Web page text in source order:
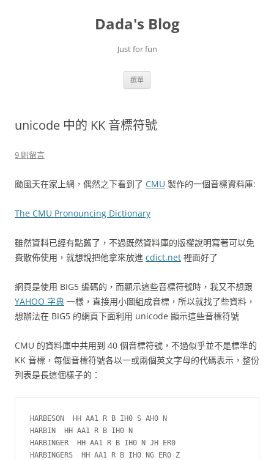
Dada's Blog
Just for fun
選單
unicode 中的 KK 音標符號
9 則留言
颱風天在家上網，偶然之下看到了 CMU 製作的一個音標資料庫:
The CMU Pronouncing Dictionary
雖然資料已經有點舊了，不過既然資料庫的版權說明寫著可以免
費散佈使用，就想說把他拿來放進 cdict.net 裡面好了
網頁是使用 BIG5 編碼的，而顯示這些音標符號時，我又不想跟
YAHOO 字典 一樣，直接用小圖組成音標，所以就找了些資料，
想辦法在 BIG5 的網頁下面利用 unicode 顯示這些音標符號
CMU 的資料庫中共用到 40 個音標符號，不過似乎並不是標準的
KK 音標，每個音標符號各以一或兩個英文字母的代碼表示，整份
列表是長這個樣子的：
HARBESON  HH AA1 R B IH0 S AH0 N
HARBIN  HH AA1 R B IH0 N
HARBINGER  HH AA1 R B IH0 N JH ER0
HARBINGERS  HH AA1 R B IH0 NG ER0 Z